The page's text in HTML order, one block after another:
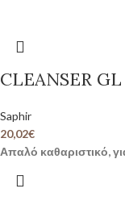
CLEANSER
Saphir
20,02€
Απαλό καθαριστικό,